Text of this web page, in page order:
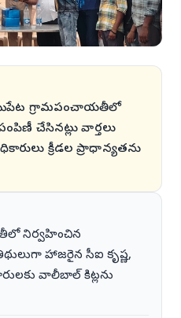
గ్రామపంచాయతీలో
చేసినట్లు వార్తలు
క్రీడల ప్రాధాన్యతను
నిర్వహించిన
హాజరైన సీఐ కృష్ణ,
వాలీబాల్ కిట్లను